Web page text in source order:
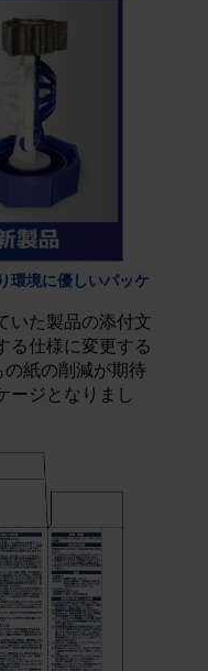
環境に優しいパッケ
いた製品の添付文
る仕様に変更する
紙の削減が期待
ージとなりまし